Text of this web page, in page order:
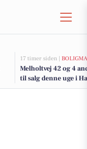
17 timer siden |
Melholtvej 42 og 4
til salg denne uge i